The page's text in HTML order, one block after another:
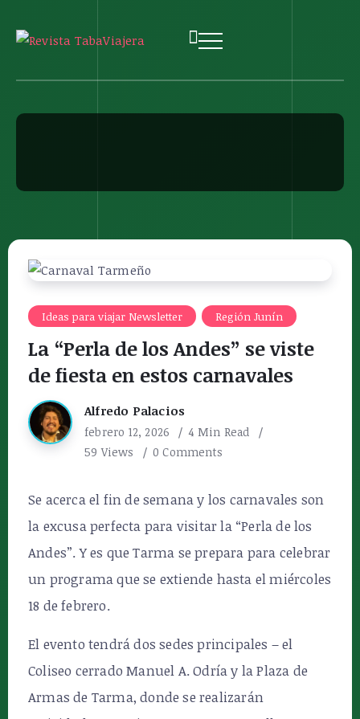
Ideas para viajar Newsletter Región Junín
La “Perla de los Andes” se viste
de fiesta en estos carnavales
Alfredo Palacios
febrero 12, 2026
4 Min Read
59 Views
0 Comments
Se acerca el fin de semana y los carnavales son
la excusa perfecta para visitar la “Perla de los
Andes”. Y es que Tarma se prepara para celebrar
un programa que se extiende hasta el miércoles
18 de febrero.
El evento tendrá dos sedes principales – el
Coliseo cerrado Manuel A. Odría y la Plaza de
Armas de Tarma, donde se realizarán